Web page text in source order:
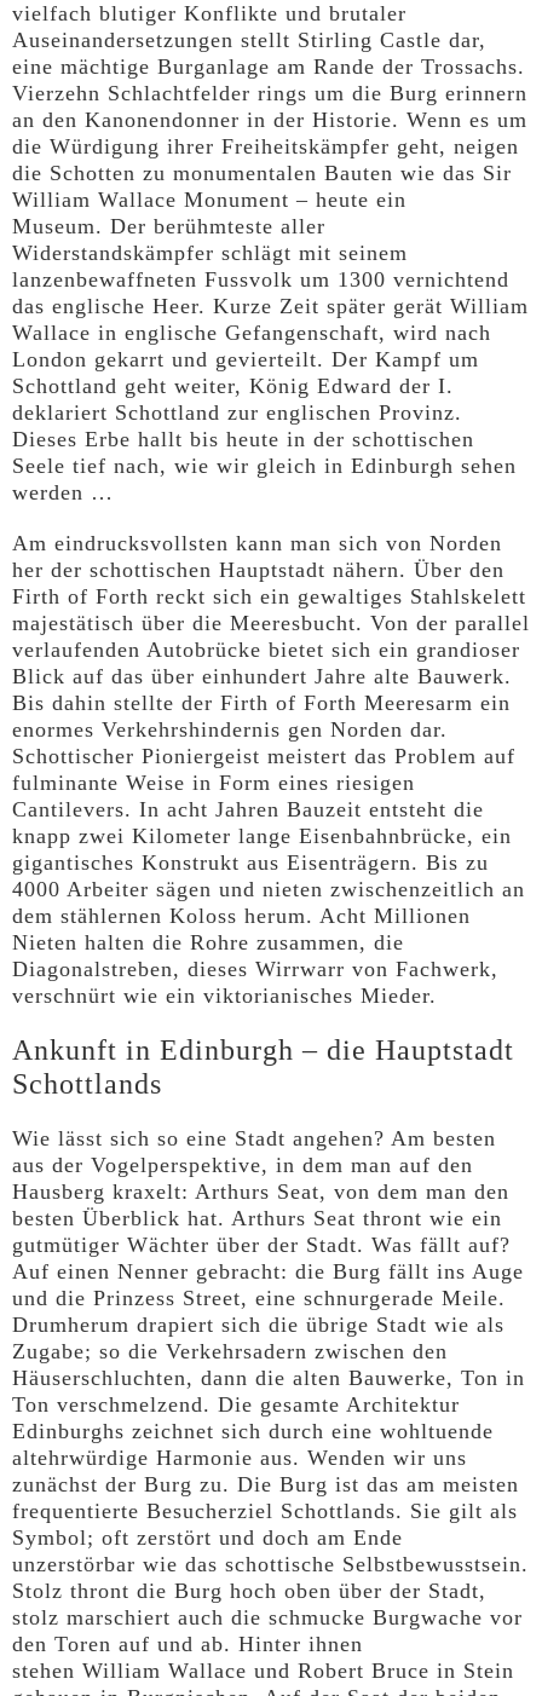
vielfach blutiger Konflikte und brutaler
Auseinandersetzungen stellt Stirling Castle dar,
eine mächtige Burganlage am Rande der Trossachs.
Vierzehn Schlachtfelder rings um die Burg erinnern
an den Kanonendonner in der Historie. Wenn es um
die Würdigung ihrer Freiheitskämpfer geht, neigen
die Schotten zu monumentalen Bauten wie das Sir
William Wallace Monument – heute ein
Museum. Der berühmteste aller
Widerstandskämpfer schlägt mit seinem
lanzenbewaffneten Fussvolk um 1300 vernichtend
das englische Heer. Kurze Zeit später gerät William
Wallace in englische Gefangenschaft, wird nach
London gekarrt und gevierteilt. Der Kampf um
Schottland geht weiter, König Edward der I.
deklariert Schottland zur englischen Provinz.
Dieses Erbe hallt bis heute in der schottischen
Seele tief nach, wie wir gleich in Edinburgh sehen
werden …
Am eindrucksvollsten kann man sich von Norden
her der schottischen Hauptstadt nähern. Über den
Firth of Forth reckt sich ein gewaltiges Stahlskelett
majestätisch über die Meeresbucht. Von der parallel
verlaufenden Autobrücke bietet sich ein grandioser
Blick auf das über einhundert Jahre alte Bauwerk.
Bis dahin stellte der Firth of Forth Meeresarm ein
enormes Verkehrshindernis gen Norden dar.
Schottischer Pioniergeist meistert das Problem auf
fulminante Weise in Form eines riesigen
Cantilevers. In acht Jahren Bauzeit entsteht die
knapp zwei Kilometer lange Eisenbahnbrücke, ein
gigantisches Konstrukt aus Eisenträgern. Bis zu
4000 Arbeiter sägen und nieten zwischenzeitlich an
dem stählernen Koloss herum. Acht Millionen
Nieten halten die Rohre zusammen, die
Diagonalstreben, dieses Wirrwarr von Fachwerk,
verschnürt wie ein viktorianisches Mieder.
Ankunft in Edinburgh – die Hauptstadt
Schottlands
Wie lässt sich so eine Stadt angehen? Am besten
aus der Vogelperspektive, in dem man auf den
Hausberg kraxelt: Arthurs Seat, von dem man den
besten Überblick hat. Arthurs Seat thront wie ein
gutmütiger Wächter über der Stadt. Was fällt auf?
Auf einen Nenner gebracht: die Burg fällt ins Auge
und die Prinzess Street, eine schnurgerade Meile.
Drumherum drapiert sich die übrige Stadt wie als
Zugabe; so die Verkehrsadern zwischen den
Häuserschluchten, dann die alten Bauwerke, Ton in
Ton verschmelzend. Die gesamte Architektur
Edinburghs zeichnet sich durch eine wohltuende
altehrwürdige Harmonie aus. Wenden wir uns
zunächst der Burg zu. Die Burg ist das am meisten
frequentierte Besucherziel Schottlands. Sie gilt als
Symbol; oft zerstört und doch am Ende
unzerstörbar wie das schottische Selbstbewusstsein.
Stolz thront die Burg hoch oben über der Stadt,
stolz marschiert auch die schmucke Burgwache vor
den Toren auf und ab. Hinter ihnen
stehen William Wallace und Robert Bruce in Stein